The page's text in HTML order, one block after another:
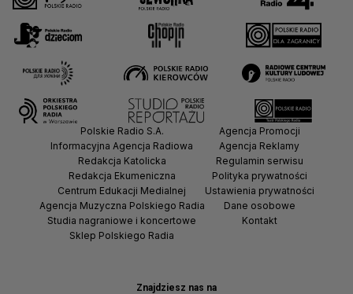
Znajdziesz nas na
Polskie Radio S.A.
Informacyjna Agencja Radiowa
Redakcja Katolicka
Redakcja Ekumeniczna
Centrum Edukacji Medialnej
Agencja Muzyczna Polskiego Radia
Studia nagraniowe i koncertowe
Sklep Polskiego Radia
Agencja Promocji
Agencja Reklamy
Regulamin serwisu
Polityka prywatności
Ustawienia prywatności
Dane osobowe
Kontakt